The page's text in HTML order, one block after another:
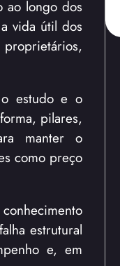
ao longo dos
vida útil dos
proprietários,
o estudo e o
pilares,
manter o
como preço
estrutural
e, em